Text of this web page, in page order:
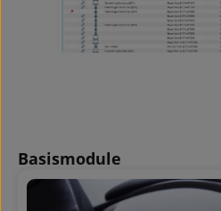
Produktgalerie überspringen
Basismodule